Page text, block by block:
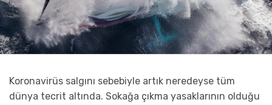
Koronavirüs salgını sebebiyle artık neredeyse tüm
dünya tecrit altında. Sokağa çıkma yasaklarının olduğu